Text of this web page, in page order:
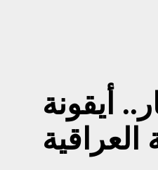
أيقونة
العراقية